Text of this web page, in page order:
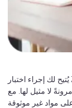
يُتيح لك إجراء اختبار Zendesk App Developer عبر الإنترنت،
لا مثيل لها. مع
مواد غير موثوقة